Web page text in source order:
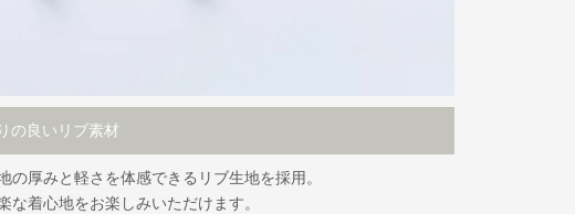
の良いリブ素材
厚みと軽さを体感できるリブ生地を採用。
着心地をお楽しみいただけます。